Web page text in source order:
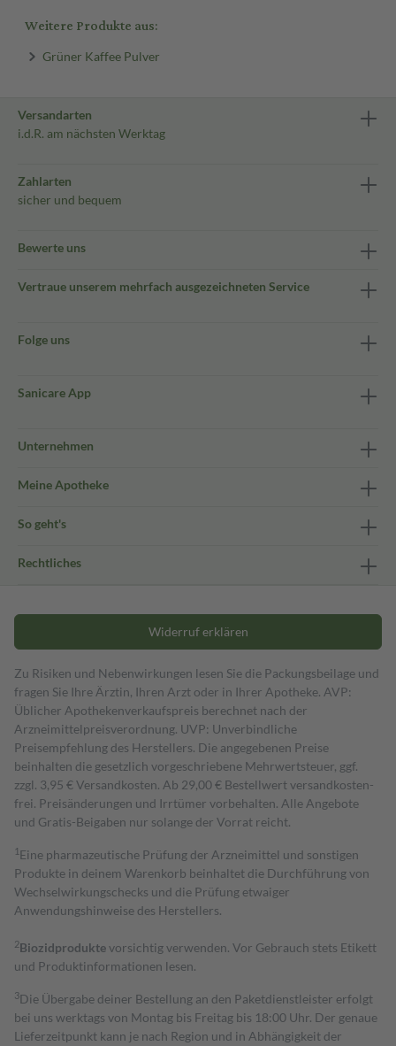
Weitere Produkte aus:
Grüner Kaffee Pulver
Versandarten
i.d.R. am nächsten Werktag
Zahlarten
sicher und bequem
Bewerte uns
Vertraue unserem mehrfach ausgezeichneten Service
Folge uns
Sanicare App
Unternehmen
Meine Apotheke
So geht's
Rechtliches
Widerruf erklären
Zu Risiken und Nebenwirkungen lesen Sie die Packungsbeilage und
fragen Sie Ihre Ärztin, Ihren Arzt oder in Ihrer Apotheke. AVP:
Üblicher Apothekenverkaufspreis berechnet nach der
Arzneimittelpreisverordnung. UVP: Unverbindliche
Preisempfehlung des Herstellers. Die angegebenen Preise
beinhalten die gesetzlich vorgeschriebene Mehrwertsteuer, ggf.
zzgl. 3,95 € Versandkosten. Ab 29,00 € Bestell­wert versand­kosten­
frei. Preisänderungen und Irrtümer vorbehalten. Alle Angebote
und Gratis-Beigaben nur solange der Vorrat reicht.
1 Eine pharmazeutische Prüfung der Arzneimittel und sonstigen
Produkte in deinem Warenkorb beinhaltet die Durchführung von
Wechselwirkungschecks und die Prüfung etwaiger
Anwendungshinweise des Herstellers.
2Biozidproduktevorsichtig verwenden. Vor Gebrauch stets Etikett
und Produktinformationen lesen.
3Die Übergabe deiner Bestellung an den Paketdienstleister erfolgt
bei uns werktags von Montag bis Freitag bis 18:00 Uhr. Der genaue
Lieferzeitpunkt kann je nach Region und in Abhängigkeit der